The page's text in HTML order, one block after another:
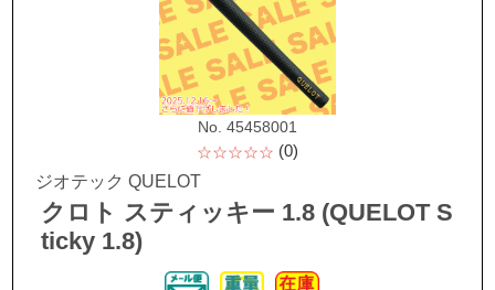
No. 45458001
☆☆☆☆☆ (0)
ジオテック QUELOT
クロト スティッキー 1.8 (QUELOT S
ticky 1.8)